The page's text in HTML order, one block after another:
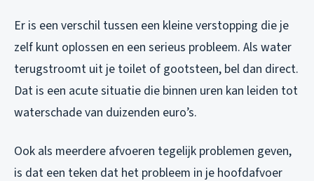
Er is een verschil tussen een kleine verstopping die je
zelf kunt oplossen en een serieus probleem. Als water
terugstroomt uit je toilet of gootsteen, bel dan direct.
Dat is een acute situatie die binnen uren kan leiden tot
waterschade van duizenden euro’s.
Ook als meerdere afvoeren tegelijk problemen geven,
is dat een teken dat het probleem in je hoofdafvoer